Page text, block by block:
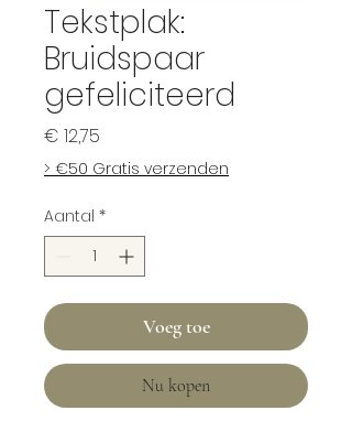
Tekstplak:
Bruidspaar
gefeliciteerd
€ 12,75
> €50 Gratis verzenden
Aantal *
Voeg toe
Nu kopen